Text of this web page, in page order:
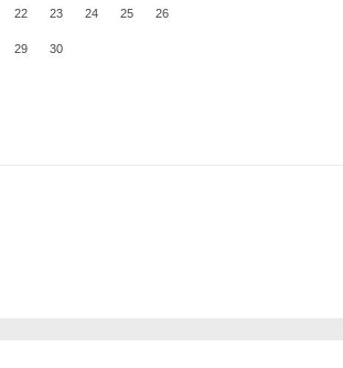
22 23 24 25 26
29 30